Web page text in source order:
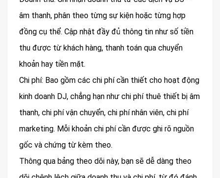
âm thanh, phân theo từng sự kiện hoặc từng hợp
đồng cụ thể. Cập nhật đầy đủ thông tin như số tiền
thu được từ khách hàng, thanh toán qua chuyển
khoản hay tiền mặt.
Chi phí: Bao gồm các chi phí cần thiết cho hoạt động
kinh doanh DJ, chẳng hạn như chi phí thuê thiết bị âm
thanh, chi phí vận chuyển, chi phí nhân viên, chi phí
marketing. Mỗi khoản chi phí cần được ghi rõ nguồn
gốc và chứng từ kèm theo.
Thông qua bảng theo dõi này, bạn sẽ dễ dàng theo